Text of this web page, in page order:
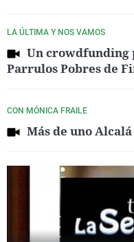
LA ÚLTIMA Y NOS VAMOS
Un crowdfunding
Parrulos Pobres de
CON MÓNICA FRAILE
Más de uno